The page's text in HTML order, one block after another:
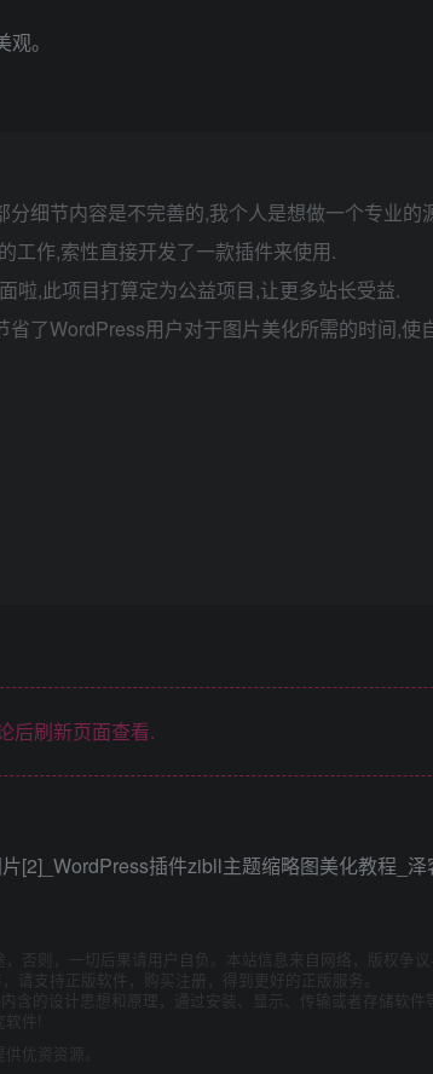
。
细节内容是不完善的,我个人是想做一个专业的
工作,索性直接开发了一款插件来使用.
啦,此项目打算定为公益项目,让更多站长受益.
了WordPress用户对于图片美化所需的时间,使
后刷新页面查看.
否则，一切后果请用户自负。本站信息来自网络，版权争议
请支持正版软件，购买注册，得到更好的正版服务。
的设计思想和原理，通过安装、显示、传输或者存储软件
件!
优资资源。